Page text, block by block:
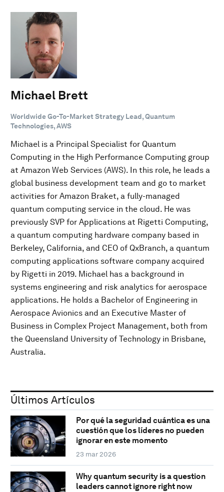
Michael Brett
Worldwide Go-To-Market Strategy Lead, Quantum
Technologies, AWS
Michael is a Principal Specialist for Quantum
Computing in the High Performance Computing group
at Amazon Web Services (AWS). In this role, he leads a
global business development team and go to market
activities for Amazon Braket, a fully-managed
quantum computing service in the cloud. He was
previously SVP for Applications at Rigetti Computing,
a quantum computing hardware company based in
Berkeley, California, and CEO of QxBranch, a quantum
computing applications software company acquired
by Rigetti in 2019. Michael has a background in
systems engineering and risk analytics for aerospace
applications. He holds a Bachelor of Engineering in
Aerospace Avionics and an Executive Master of
Business in Complex Project Management, both from
the Queensland University of Technology in Brisbane,
Australia.
Últimos Artículos
Por qué la seguridad cuántica es una
cuestión que los líderes no pueden
ignorar en este momento
23 mar 2026
Why quantum security is a question
leaders cannot ignore right now